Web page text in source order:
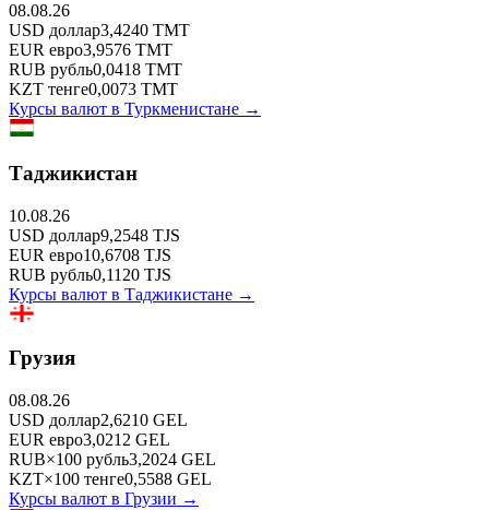
08.08.26
USD доллар3,4240 TMT
EUR евро3,9576 TMT
RUB рубль0,0418 TMT
KZT тенге0,0073 TMT
Курсы валют в Туркменистане →
Таджикистан
10.08.26
USD доллар9,2548 TJS
EUR евро10,6708 TJS
RUB рубль0,1120 TJS
Курсы валют в Таджикистане →
Грузия
08.08.26
USD доллар2,6210 GEL
EUR евро3,0212 GEL
RUB×100 рубль3,2024 GEL
KZT×100 тенге0,5588 GEL
Курсы валют в Грузии →